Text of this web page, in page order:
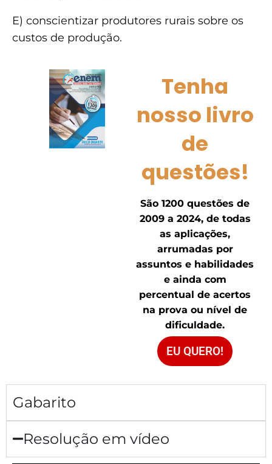
E) conscientizar produtores rurais sobre os
custos de produção.
Tenha
nosso livro
de
questões!
São 1200 questões de
2009 a 2024, de todas
as aplicações,
arrumadas por
assuntos e habilidades
e ainda com
percentual de acertos
na prova ou nível de
dificuldade.
EU QUERO!
Gabarito
Resolução em vídeo